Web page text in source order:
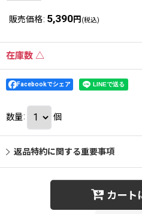
販売価格: 5,390円 (税込)
在庫数 △
Facebookでシェア
数量: 個
返品特約に関する重要事項
カート